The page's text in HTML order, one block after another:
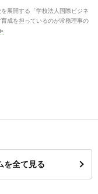
展開する「学校法人国際ビジネ
成を担っているのが常務理事の
を全て見る